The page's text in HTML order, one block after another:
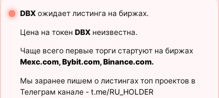
DBXожидает листинга на биржах.
Цена на токен DBXнеизвестна.
Чаще всего первые торги стартуют на биржах
Mexc.com,Bybit.com,Binance.com.
Мы заранее пишем о листингах топ проектов в
Телеграм канале - t.me/RU_HOLDER